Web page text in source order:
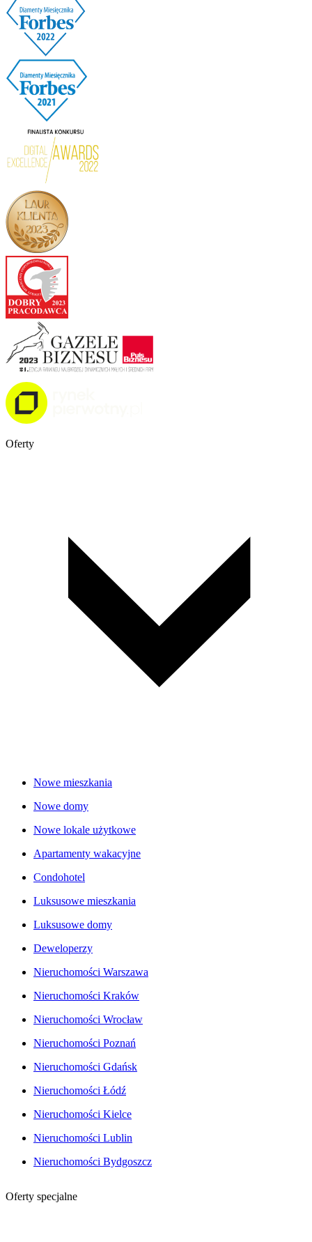
Oferty
Nowe mieszkania
Nowe domy
Nowe lokale użytkowe
Apartamenty wakacyjne
Condohotel
Luksusowe mieszkania
Luksusowe domy
Deweloperzy
Nieruchomości Warszawa
Nieruchomości Kraków
Nieruchomości Wrocław
Nieruchomości Poznań
Nieruchomości Gdańsk
Nieruchomości Łódź
Nieruchomości Kielce
Nieruchomości Lublin
Nieruchomości Bydgoszcz
Oferty specjalne